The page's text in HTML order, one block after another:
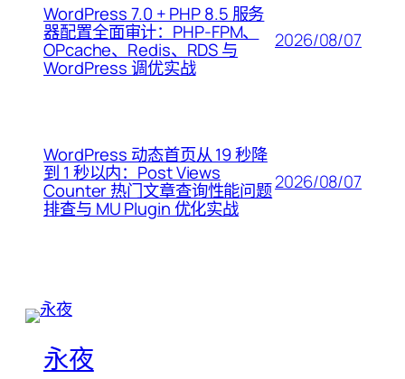
WordPress 7.0 + PHP 8.5 服务
器配置全面审计：PHP-FPM、
OPcache、Redis、RDS 与
WordPress 调优实战
2026/08/07
WordPress 动态首页从 19 秒降
到 1 秒以内：Post Views
Counter 热门文章查询性能问题
排查与 MU Plugin 优化实战
2026/08/07
永夜